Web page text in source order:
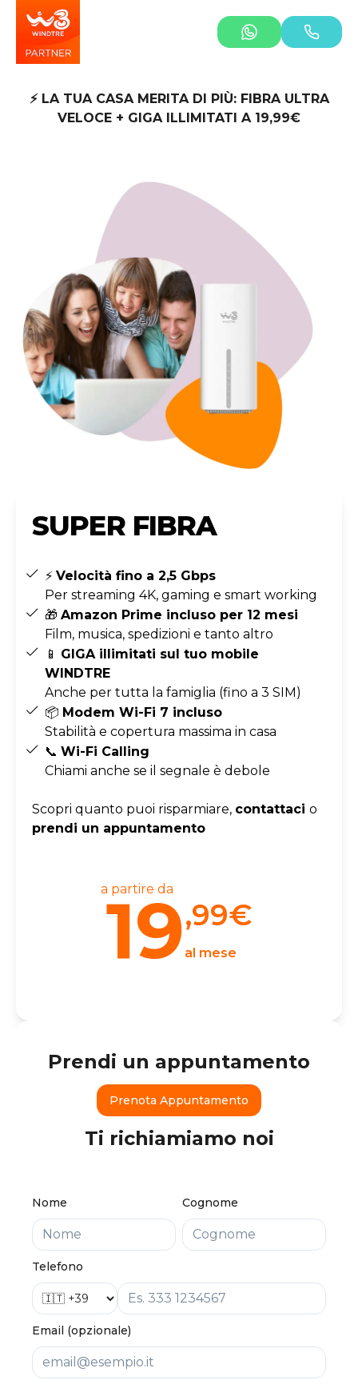
⚡ LA TUA CASA MERITA DI PIÙ: FIBRA ULTRA
VELOCE + GIGA ILLIMITATI A 19,99€
SUPER FIBRA
⚡ Velocità fino a 2,5 Gbps
Per streaming 4K, gaming e smart working
🎁 Amazon Prime incluso per 12 mesi
Film, musica, spedizioni e tanto altro
📱 GIGA illimitati sul tuo mobile
WINDTRE
Anche per tutta la famiglia (fino a 3 SIM)
📦 Modem Wi-Fi 7 incluso
Stabilità e copertura massima in casa
📞 Wi-Fi Calling
Chiami anche se il segnale è debole
Scopri quanto puoi risparmiare, contattaci o
prendi un appuntamento
a partire da
19,99€
al mese
Prendi un appuntamento
Prenota Appuntamento
Ti richiamiamo noi
Nome Cognome
Telefono
Email (opzionale)